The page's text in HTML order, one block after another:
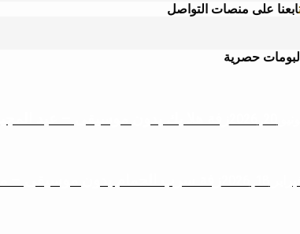
تابعنا على منصات التواصل
البومات حصرية